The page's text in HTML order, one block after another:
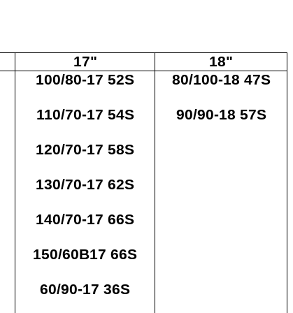
17"
18"
100/80-17 52S
110/70-17 54S
120/70-17 58S
130/70-17 62S
140/70-17 66S
150/60B17 66S
60/90-17 36S
80/100-18 47S
90/90-18 57S